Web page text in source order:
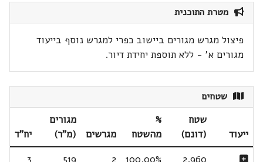
מטרת התוכנית
פיצול מגרש מגורים ביישוב כפרי למגרש נוסף בייעוד
מגורים א' - ללא תוספת יחידת דיור.
שטחים
ייעוד
שטח
(דונם)
%
מהשטח
מגרשים
מגורים
(מ"ר)
יח"ד